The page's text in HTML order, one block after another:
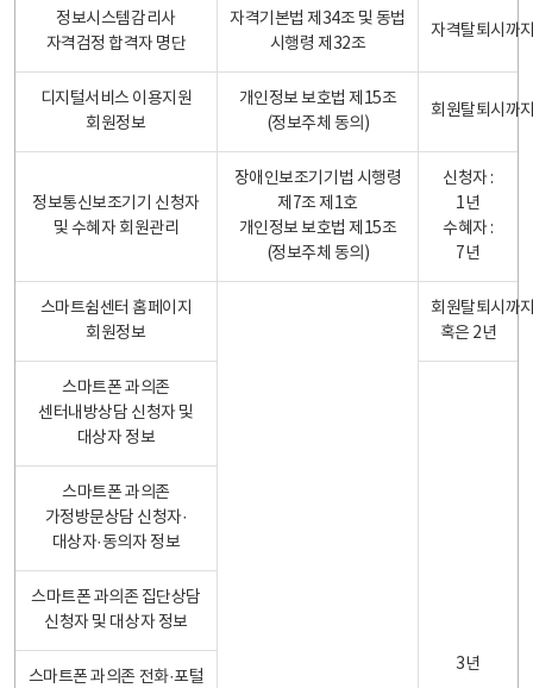
정보시스템감리사
자격검정 합격자 명단
자격기본법 제34조 및 동법
시행령 제32조
자격탈퇴시까
디지털서비스 이용지원
회원정보
개인정보 보호법 제15조
(정보주체 동의)
회원탈퇴시까
정보통신보조기기 신청자
및 수혜자 회원관리
장애인보조기기법 시행령
제7조 제1호
개인정보 보호법 제15조
(정보주체 동의)
신청자 :
1년
수혜자 :
7년
스마트쉼센터 홈페이지
회원정보
회원탈퇴시까
혹은 2년
스마트폰 과의존
센터내방상담 신청자 및
대상자 정보
3년
스마트폰 과의존
가정방문상담 신청자·
대상자·동의자 정보
스마트폰 과의존 집단상담
신청자 및 대상자 정보
스마트폰 과의존 전화·포털